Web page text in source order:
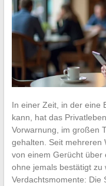
In einer Zeit, in der eine
kann, hat das
Vorwarnung, im großen
gehalten. Seit mehreren
von einem Gerücht über
ohne jemals bestätigt zu
Verdachtsmomente: Die